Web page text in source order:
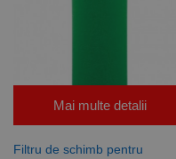
Mai multe detalii
Filtru de schimb pentru